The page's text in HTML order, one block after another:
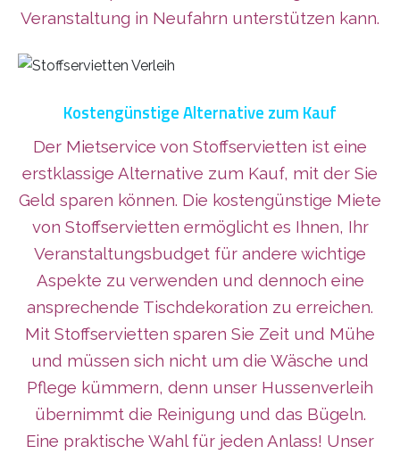
Veranstaltung in Neufahrn unterstützen kann.
Kostengünstige Alternative zum Kauf
Der Mietservice von Stoffservietten ist eine
erstklassige Alternative zum Kauf, mit der Sie
Geld sparen können. Die kostengünstige Miete
von Stoffservietten ermöglicht es Ihnen, Ihr
Veranstaltungsbudget für andere wichtige
Aspekte zu verwenden und dennoch eine
ansprechende Tischdekoration zu erreichen.
Mit Stoffservietten sparen Sie Zeit und Mühe
und müssen sich nicht um die Wäsche und
Pflege kümmern, denn unser Hussenverleih
übernimmt die Reinigung und das Bügeln.
Eine praktische Wahl für jeden Anlass! Unser